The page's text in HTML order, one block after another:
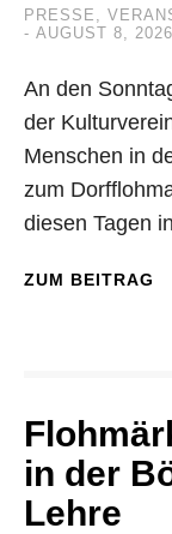
PRESSE ,
AUGUST 8, 2026
An den
der
Menschen in
zum
diesen Tagen
ZUM BEITRAG
in der
Lehre